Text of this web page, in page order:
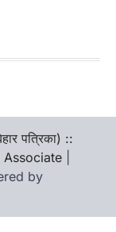
पत्रिका) ::
Associate
by